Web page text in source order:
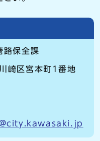
路保全課
崎区宮本町1番地